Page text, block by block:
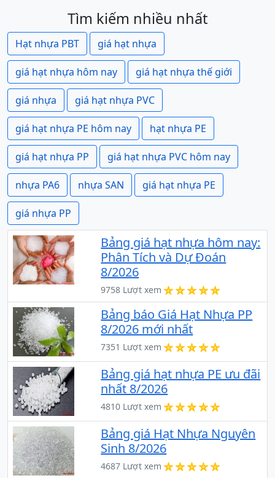
Tìm kiếm nhiều nhất
Hạt nhựa PBT giá hạt nhựa
giá hạt nhựa hôm nay giá hạt nhựa thế giới
giá nhựa giá hạt nhựa PVC
giá hạt nhựa PE hôm nay hạt nhựa PE
giá hạt nhựa PP giá hạt nhựa PVC hôm nay
nhựa PA6 nhựa SAN giá hạt nhựa PE
giá nhựa PP
Bảng giá hạt nhựa hôm nay:
Phân Tích và Dự Đoán
8/2026
9758 Lượt xem
Bảng báo Giá Hạt Nhựa PP
8/2026 mới nhất
7351 Lượt xem
Bảng giá hạt nhựa PE ưu đãi
nhất 8/2026
4810 Lượt xem
Bảng giá Hạt Nhựa Nguyên
Sinh 8/2026
4687 Lượt xem